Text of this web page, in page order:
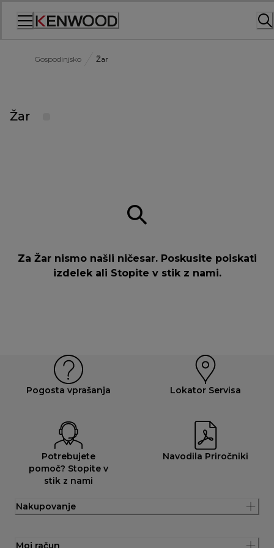
Gospodinjsko Žar
Žar
Za Žar nismo našli ničesar. Poskusite poiskati
izdelek ali Stopite v stik z nami.
Pogosta vprašanja Lokator Servisa
Potrebujete
pomoč? Stopite v
stik z nami
Navodila Priročniki
Nakupovanje
Moj račun